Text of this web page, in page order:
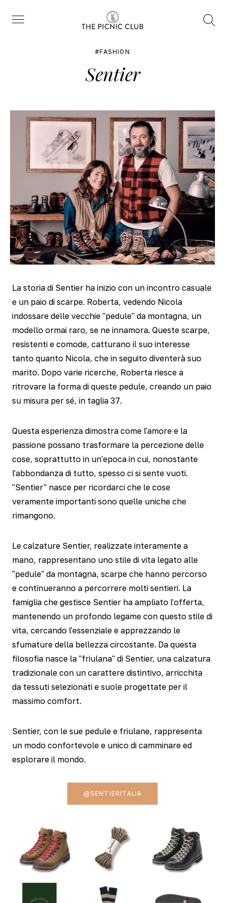
Menu
Trova
FASHION
Sentier
La storia di Sentier ha inizio con un incontro casuale
e un paio di scarpe. Roberta, vedendo Nicola
indossare delle vecchie "pedule" da montagna, un
modello ormai raro, se ne innamora. Queste scarpe,
resistenti e comode, catturano il suo interesse
tanto quanto Nicola, che in seguito diventerà suo
marito. Dopo varie ricerche, Roberta riesce a
ritrovare la forma di queste pedule, creando un paio
su misura per sé, in taglia 37.
Questa esperienza dimostra come l'amore e la
passione possano trasformare la percezione delle
cose, soprattutto in un'epoca in cui, nonostante
l'abbondanza di tutto, spesso ci si sente vuoti.
"Sentier" nasce per ricordarci che le cose
veramente importanti sono quelle uniche che
rimangono.
Le calzature Sentier, realizzate interamente a
mano, rappresentano uno stile di vita legato alle
"pedule" da montagna, scarpe che hanno percorso
e continueranno a percorrere molti sentieri. La
famiglia che gestisce Sentier ha ampliato l'offerta,
mantenendo un profondo legame con questo stile di
vita, cercando l'essenziale e apprezzando le
sfumature della bellezza circostante. Da questa
filosofia nasce la "friulana" di Sentier, una calzatura
tradizionale con un carattere distintivo, arricchita
da tessuti selezionati e suole progettate per il
massimo comfort.
Sentier, con le sue pedule e friulane, rappresenta
un modo confortevole e unico di camminare ed
esplorare il mondo.
@SENTIERITALIA